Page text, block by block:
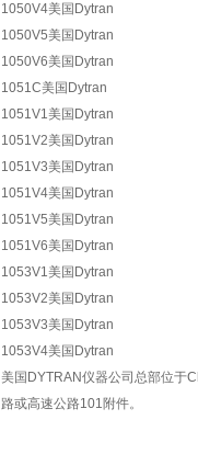
1050V4美国Dytran
1050V5美国Dytran
1050V6美国Dytran
1051C美国Dytran
1051V1美国Dytran
1051V2美国Dytran
1051V3美国Dytran
1051V4美国Dytran
1051V5美国Dytran
1051V6美国Dytran
1053V1美国Dytran
1053V2美国Dytran
1053V3美国Dytran
1053V4美国Dytran
美国DYTRAN仪器公司总部位于
路或高速公路101附件。